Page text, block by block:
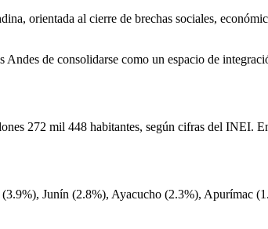
orientada al cierre de brechas sociales,
de consolidarse como un espacio de
272 mil 448 habitantes, según cifras del INEI.
Junín (2.8%), Ayacucho (2.3%), Apurímac